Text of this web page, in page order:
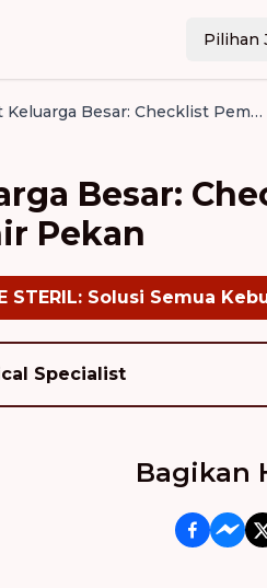
Pilihan
Sambut Keluarga Besar: Checklist Pembersihan Sofa Sebelum Akhir Pekan
Besar:
Pekan
STERIL: Solusi Semua
Specialist
Bagikan